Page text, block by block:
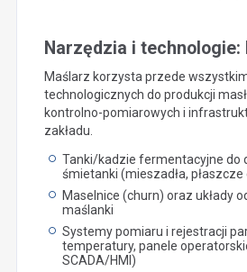
Narzędzia i technologie:
Maślarz korzysta przede
technologicznych do produkcji
kontrolno-pomiarowych i
zakładu.
Tanki/kadzie fermentacyjne do
śmietanki (mieszadła, płaszcze
Maselnice (churn) oraz układy
maślanki
Systemy pomiaru i rejestracji
temperatury, panele
SCADA/HMI)